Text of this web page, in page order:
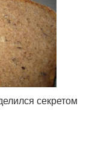
секретом